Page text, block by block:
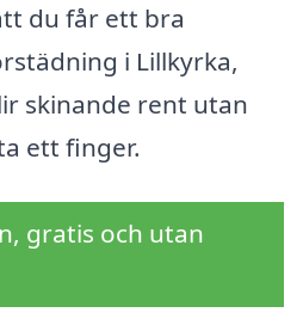
du får ett bra
i Lillkyrka,
skinande rent utan
ett finger.
gratis och utan